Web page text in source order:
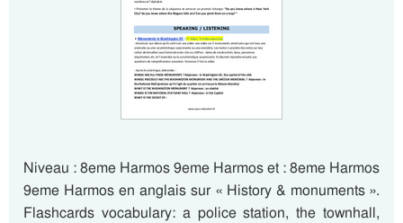
Niveau : 8eme Harmos 9eme Harmos et : 8eme Harmos
9eme Harmos en anglais sur « History & monuments ».
Flashcards vocabulary: a police station, the townhall,